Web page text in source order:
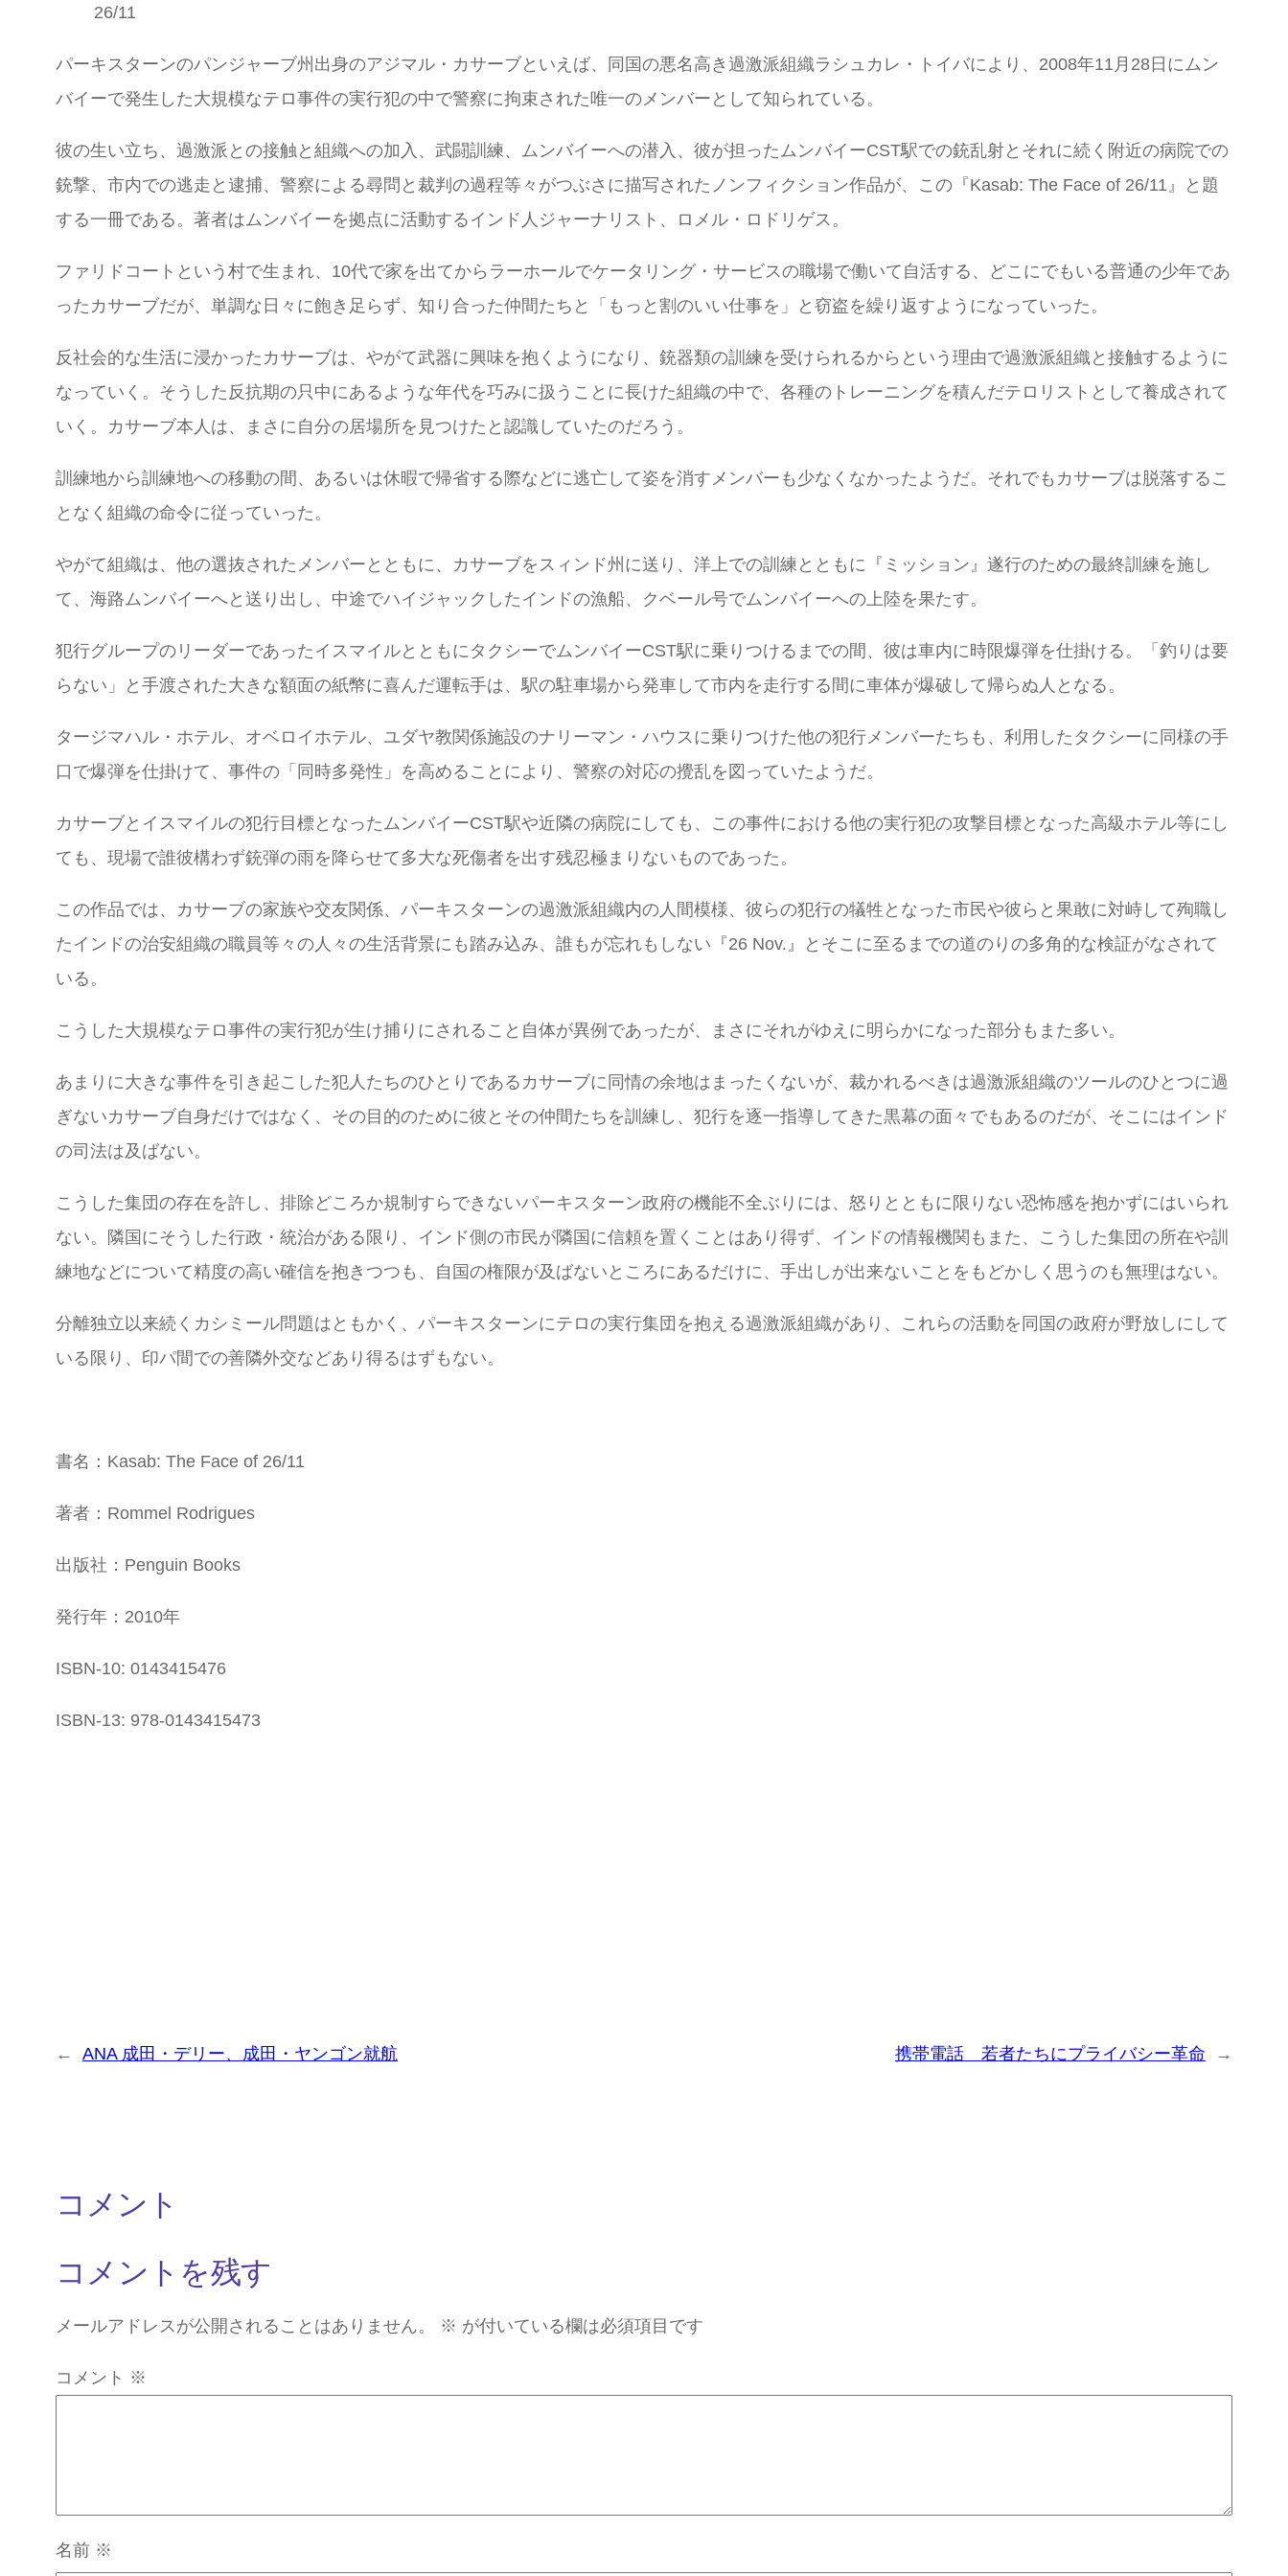
26/11
パーキスターンのパンジャーブ州出身のアジマル・カサーブといえば、同国の悪名高き過激派組織ラシュカレ・トイバにより、2008年11月28日にムン
バイーで発生した大規模なテロ事件の実行犯の中で警察に拘束された唯一のメンバーとして知られている。
彼の生い立ち、過激派との接触と組織への加入、武闘訓練、ムンバイーへの潜入、彼が担ったムンバイーCST駅での銃乱射とそれに続く附近の病院での
銃撃、市内での逃走と逮捕、警察による尋問と裁判の過程等々がつぶさに描写されたノンフィクション作品が、この『Kasab: The Face of 26/11』と題
する一冊である。著者はムンバイーを拠点に活動するインド人ジャーナリスト、ロメル・ロドリゲス。
ファリドコートという村で生まれ、10代で家を出てからラーホールでケータリング・サービスの職場で働いて自活する、どこにでもいる普通の少年であ
ったカサーブだが、単調な日々に飽き足らず、知り合った仲間たちと「もっと割のいい仕事を」と窃盗を繰り返すようになっていった。
反社会的な生活に浸かったカサーブは、やがて武器に興味を抱くようになり、銃器類の訓練を受けられるからという理由で過激派組織と接触するように
なっていく。そうした反抗期の只中にあるような年代を巧みに扱うことに長けた組織の中で、各種のトレーニングを積んだテロリストとして養成されて
いく。カサーブ本人は、まさに自分の居場所を見つけたと認識していたのだろう。
訓練地から訓練地への移動の間、あるいは休暇で帰省する際などに逃亡して姿を消すメンバーも少なくなかったようだ。それでもカサーブは脱落するこ
となく組織の命令に従っていった。
やがて組織は、他の選抜されたメンバーとともに、カサーブをスィンド州に送り、洋上での訓練とともに『ミッション』遂行のための最終訓練を施し
て、海路ムンバイーへと送り出し、中途でハイジャックしたインドの漁船、クベール号でムンバイーへの上陸を果たす。
犯行グループのリーダーであったイスマイルとともにタクシーでムンバイーCST駅に乗りつけるまでの間、彼は車内に時限爆弾を仕掛ける。「釣りは要
らない」と手渡された大きな額面の紙幣に喜んだ運転手は、駅の駐車場から発車して市内を走行する間に車体が爆破して帰らぬ人となる。
タージマハル・ホテル、オベロイホテル、ユダヤ教関係施設のナリーマン・ハウスに乗りつけた他の犯行メンバーたちも、利用したタクシーに同様の手
口で爆弾を仕掛けて、事件の「同時多発性」を高めることにより、警察の対応の攪乱を図っていたようだ。
カサーブとイスマイルの犯行目標となったムンバイーCST駅や近隣の病院にしても、この事件における他の実行犯の攻撃目標となった高級ホテル等にし
ても、現場で誰彼構わず銃弾の雨を降らせて多大な死傷者を出す残忍極まりないものであった。
この作品では、カサーブの家族や交友関係、パーキスターンの過激派組織内の人間模様、彼らの犯行の犠牲となった市民や彼らと果敢に対峙して殉職し
たインドの治安組織の職員等々の人々の生活背景にも踏み込み、誰もが忘れもしない『26 Nov.』とそこに至るまでの道のりの多角的な検証がなされて
いる。
こうした大規模なテロ事件の実行犯が生け捕りにされること自体が異例であったが、まさにそれがゆえに明らかになった部分もまた多い。
あまりに大きな事件を引き起こした犯人たちのひとりであるカサーブに同情の余地はまったくないが、裁かれるべきは過激派組織のツールのひとつに過
ぎないカサーブ自身だけではなく、その目的のために彼とその仲間たちを訓練し、犯行を逐一指導してきた黒幕の面々でもあるのだが、そこにはインド
の司法は及ばない。
こうした集団の存在を許し、排除どころか規制すらできないパーキスターン政府の機能不全ぶりには、怒りとともに限りない恐怖感を抱かずにはいられ
ない。隣国にそうした行政・統治がある限り、インド側の市民が隣国に信頼を置くことはあり得ず、インドの情報機関もまた、こうした集団の所在や訓
練地などについて精度の高い確信を抱きつつも、自国の権限が及ばないところにあるだけに、手出しが出来ないことをもどかしく思うのも無理はない。
分離独立以来続くカシミール問題はともかく、パーキスターンにテロの実行集団を抱える過激派組織があり、これらの活動を同国の政府が野放しにして
いる限り、印パ間での善隣外交などあり得るはずもない。
書名：Kasab: The Face of 26/11
著者：Rommel Rodrigues
出版社：Penguin Books
発行年：2010年
ISBN-10: 0143415476
ISBN-13: 978-0143415473
← ANA 成田・デリー、成田・ヤンゴン就航 携帯電話 若者たちにプライバシー革命 →
コメント
コメントを残す
メールアドレスが公開されることはありません。 ※ が付いている欄は必須項目です
コメント ※
名前 ※